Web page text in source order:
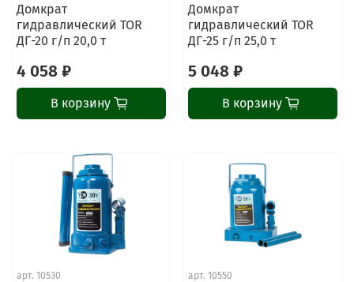
Домкрат
гидравлический TOR
ДГ-20 г/п 20,0 т
4 058 ₽
В корзину
Домкрат
гидравлический TOR
ДГ-25 г/п 25,0 т
5 048 ₽
В корзину
арт. 10530 арт. 10550